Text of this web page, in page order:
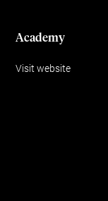
Academy
Visit website